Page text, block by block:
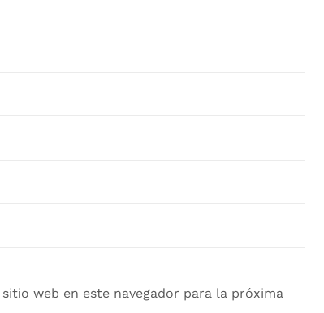
web en este navegador para la próxima